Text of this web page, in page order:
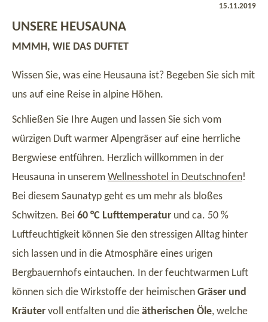
15.11.2019
UNSERE HEUSAUNA
MMMH, WIE DAS DUFTET
Wissen Sie, was eine Heusauna ist? Begeben Sie sich mit
uns auf eine Reise in alpine Höhen.
Schließen Sie Ihre Augen und lassen Sie sich vom
würzigen Duft warmer Alpengräser auf eine herrliche
Bergwiese entführen. Herzlich willkommen in der
Heusauna in unserem Wellnesshotel in Deutschnofen!
Bei diesem Saunatyp geht es um mehr als bloßes
Schwitzen. Bei 60 °C Lufttemperatur und ca. 50 %
Luftfeuchtigkeit können Sie den stressigen Alltag hinter
sich lassen und in die Atmosphäre eines urigen
Bergbauernhofs eintauchen. In der feuchtwarmen Luft
können sich die Wirkstoffe der heimischen Gräser und
Kräuter voll entfalten und die ätherischen Öle, welche